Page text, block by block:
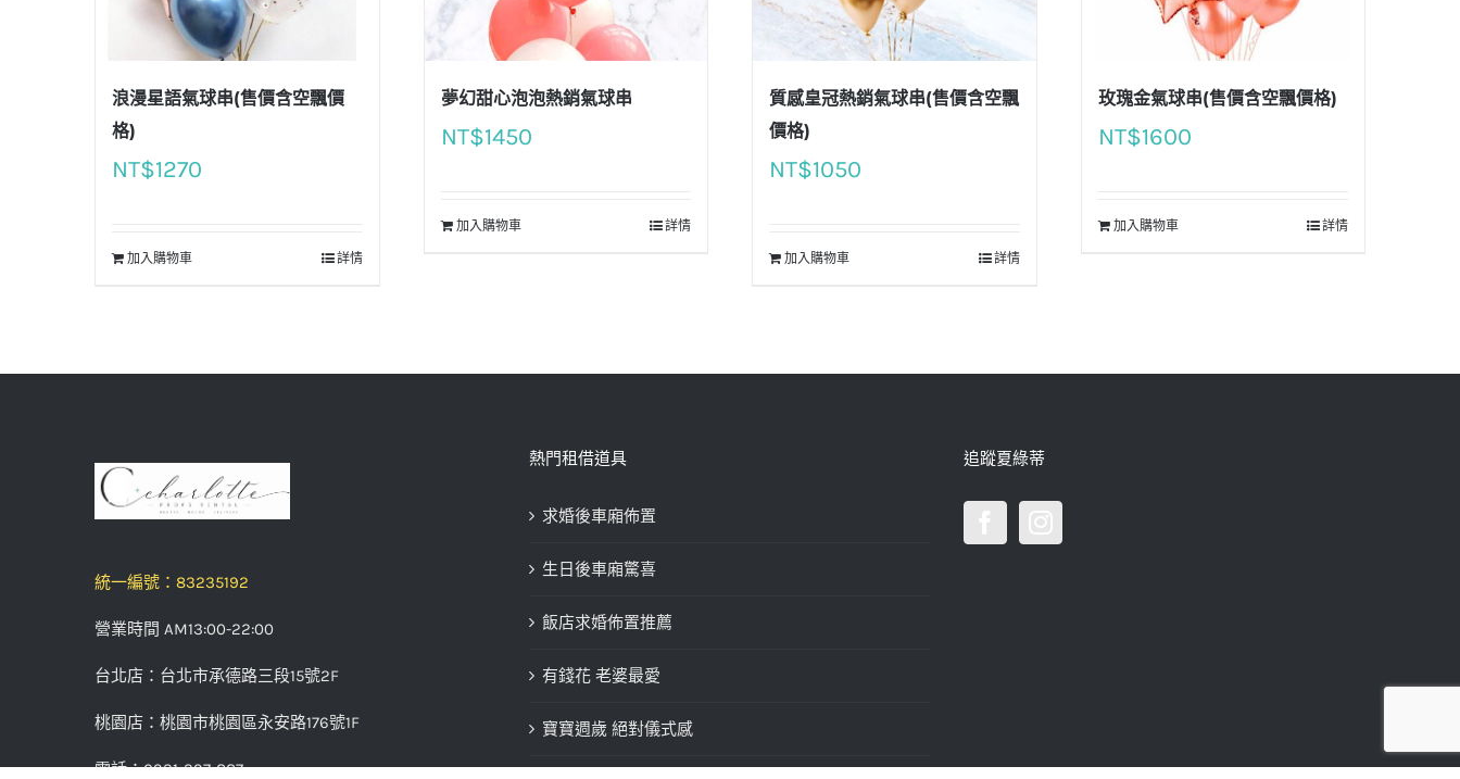
浪漫星語氣球串(售價含空飄價
格)
NT$1270
加入購物車 詳情
夢幻甜心泡泡熱銷氣球串
NT$1450
加入購物車 詳情
質感皇冠熱銷氣球串(售價含空飄
價格)
NT$1050
加入購物車 詳情
玫瑰金氣球串(售價含空飄價格)
NT$1600
加入購物車 詳情
統一編號：83235192
營業時間 AM13:00-22:00
台北店：台北市承德路三段15號2F
桃園店：桃園市桃園區永安路176號1F
電話：0931-397-887
熱門租借道具
求婚後車廂佈置
生日後車廂驚喜
飯店求婚佈置推薦
有錢花 老婆最愛
寶寶週歲 絕對儀式感
追蹤夏綠蒂